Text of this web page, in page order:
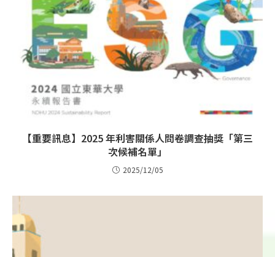
【重要訊息】2025 年利害關係人問卷調查抽獎「第三
次候補名單」
2025/12/05